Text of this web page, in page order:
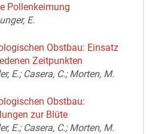
Pollenkeimung
E.
Obstbau: Einsatz
Zeitpunkten
E.; Casera, C.; Morten, M.
Obstbau:
zur Blüte
E.; Casera, C.; Morten, M.